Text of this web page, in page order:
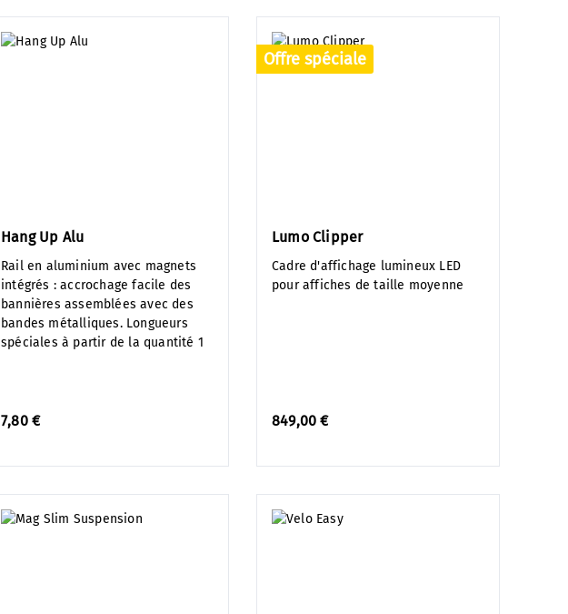
Hang Up Alu
Rail en aluminium avec magnets
intégrés : accrochage facile des
bannières assemblées avec des
bandes métalliques. Longueurs
spéciales à partir de la quantité 1
7,80 €
Offre spéciale
Lumo Clipper
Cadre d'affichage lumineux LED
pour affiches de taille moyenne
849,00 €